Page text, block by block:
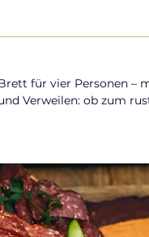
für vier Personen –
Verweilen: ob zum